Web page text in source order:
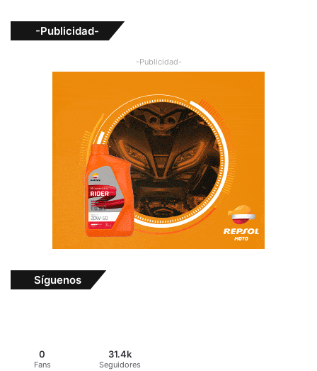
-Publicidad-
-Publicidad-
Síguenos
0
Fans
31.4k
Seguidores